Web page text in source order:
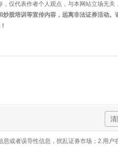
仅代表作者个人观点，与本网站立场无关
炒股培训等宣传内容，远离非法证券活动。
或者误导性信息，扰乱证券市场；2.用户